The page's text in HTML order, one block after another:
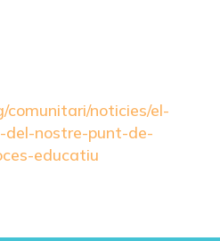
noticies/el-
del-nostre-punt-de-
educatiu